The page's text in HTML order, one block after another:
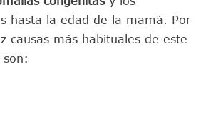
hasta la edad de la mamá. Por
causas más habituales de este